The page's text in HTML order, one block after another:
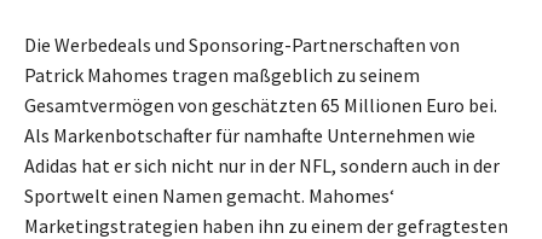
Die Werbedeals und Sponsoring-Partnerschaften von
Patrick Mahomes tragen maßgeblich zu seinem
Gesamtvermögen von geschätzten 65 Millionen Euro bei.
Als Markenbotschafter für namhafte Unternehmen wie
Adidas hat er sich nicht nur in der NFL, sondern auch in der
Sportwelt einen Namen gemacht. Mahomes‘
Marketingstrategien haben ihn zu einem der gefragtesten